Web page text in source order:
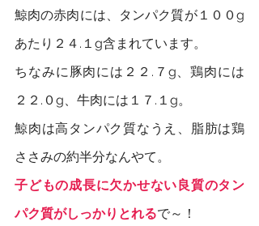
鯨肉の赤肉には、タンパク質が１００g
あたり２４.１g含まれています。
ちなみに豚肉には２２.７g、鶏肉には
２２.０g、牛肉には１７.１g。
鯨肉は高タンパク質なうえ、脂肪は鶏
ささみの約半分なんやて。
子どもの成長に欠かせない良質のタン
パク質がしっかりとれるで～！